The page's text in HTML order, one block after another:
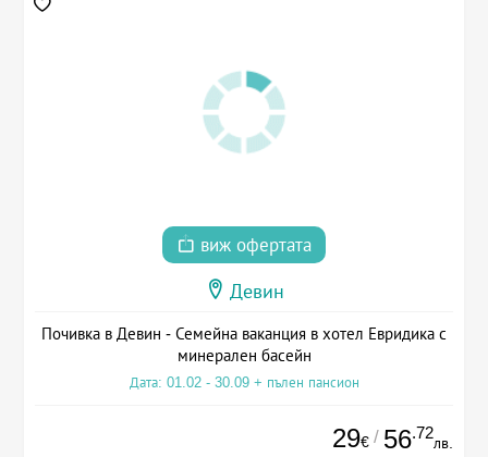
виж офертата
Девин
Почивка в Девин - Семейна ваканция в хотел Евридика с
минерален басейн
Дата: 01.02 - 30.09 + пълен пансион
29€ / 56.72
лв.